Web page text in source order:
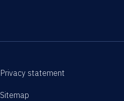
Privacy statement
Sitemap